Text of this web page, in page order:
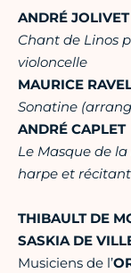
ANDRÉ JOLIVET
Chant de Linos
violoncelle
MAURICE
Sonatine
ANDRÉ CAPLET
Le Masque de
harpe et récitant
THIBAULT DE
SASKIA DE
Musiciens de l’